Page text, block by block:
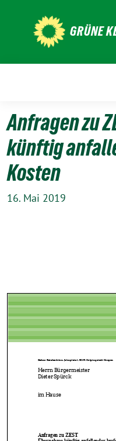
GRÜNE
Anfragen zu
künftig
Kosten
16. Mai 2019